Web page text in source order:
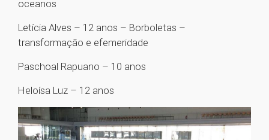
oceanos
Letícia Alves – 12 anos – Borboletas –
transformação e efemeridade
Paschoal Rapuano – 10 anos
Heloísa Luz – 12 anos